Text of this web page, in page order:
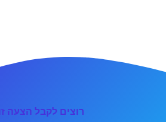
רוצים לקבל הצעה